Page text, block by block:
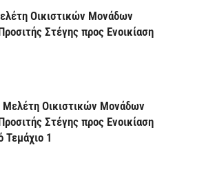
Οικιστικών Μονάδων
Στέγης προς Ενοικίαση
Μελέτη Οικιστικών Μονάδων
Στέγης προς Ενοικίαση
1